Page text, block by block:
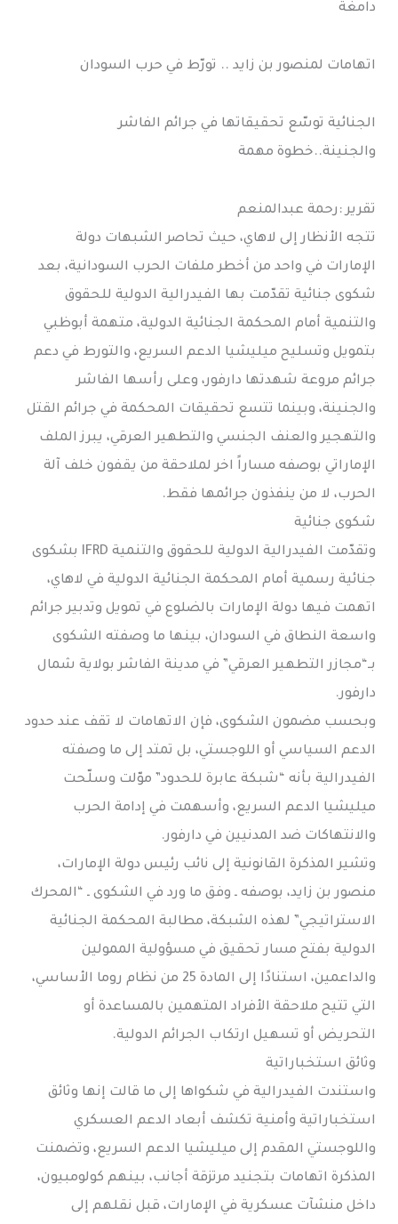
دامغة
اتهامات لمنصور بن زايد .. تورّط في حرب السودان
الجنائية توسّع تحقيقاتها في جرائم الفاشر
والجنينة..خطوة مهمة
تقرير :رحمة عبدالمنعم
تتجه الأنظار إلى لاهاي، حيث تحاصر الشبهات دولة
الإمارات في واحد من أخطر ملفات الحرب السودانية، بعد
شكوى جنائية تقدّمت بها الفيدرالية الدولية للحقوق
والتنمية أمام المحكمة الجنائية الدولية، متهمة أبوظبي
بتمويل وتسليح ميليشيا الدعم السريع، والتورط في دعم
جرائم مروعة شهدتها دارفور، وعلى رأسها الفاشر
والجنينة، وبينما تتسع تحقيقات المحكمة في جرائم القتل
والتهجير والعنف الجنسي والتطهير العرقي، يبرز الملف
الإماراتي بوصفه مساراً اخر لملاحقة من يقفون خلف آلة
الحرب، لا من ينفذون جرائمها فقط.
شكوى جنائية
وتقدّمت الفيدرالية الدولية للحقوق والتنمية IFRD بشكوى
جنائية رسمية أمام المحكمة الجنائية الدولية في لاهاي،
اتهمت فيها دولة الإمارات بالضلوع في تمويل وتدبير جرائم
واسعة النطاق في السودان، بينها ما وصفته الشكوى
بـ“مجازر التطهير العرقي” في مدينة الفاشر بولاية شمال
دارفور.
وبحسب مضمون الشكوى، فإن الاتهامات لا تقف عند حدود
الدعم السياسي أو اللوجستي، بل تمتد إلى ما وصفته
الفيدرالية بأنه “شبكة عابرة للحدود” موّلت وسلّحت
ميليشيا الدعم السريع، وأسهمت في إدامة الحرب
والانتهاكات ضد المدنيين في دارفور.
وتشير المذكرة القانونية إلى نائب رئيس دولة الإمارات،
منصور بن زايد، بوصفه ـ وفق ما ورد في الشكوى ـ “المحرك
الاستراتيجي” لهذه الشبكة، مطالبة المحكمة الجنائية
الدولية بفتح مسار تحقيق في مسؤولية الممولين
والداعمين، استنادًا إلى المادة 25 من نظام روما الأساسي،
التي تتيح ملاحقة الأفراد المتهمين بالمساعدة أو
التحريض أو تسهيل ارتكاب الجرائم الدولية.
وثائق استخباراتية
واستندت الفيدرالية في شكواها إلى ما قالت إنها وثائق
استخباراتية وأمنية تكشف أبعاد الدعم العسكري
واللوجستي المقدم إلى ميليشيا الدعم السريع، وتضمنت
المذكرة اتهامات بتجنيد مرتزقة أجانب، بينهم كولومبيون،
داخل منشآت عسكرية في الإمارات، قبل نقلهم إلى